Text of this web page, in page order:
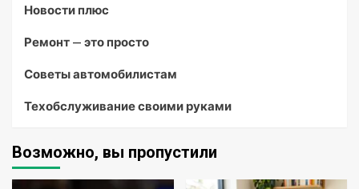
Новости плюс
Ремонт — это просто
Советы автомобилистам
Техобслуживание своими руками
Возможно, вы пропустили